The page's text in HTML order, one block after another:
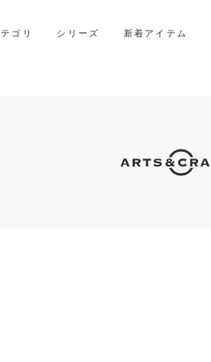
ゴリ シリーズ 新着アイテム